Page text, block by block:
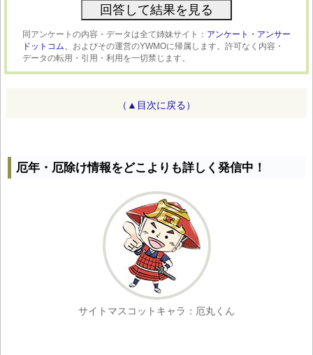
同アンケートの内容・データは全て姉妹サイト： アンケート・アンサー
ドットコム、 およびその運営のYWMOに帰属します。許可なく内容・
データの転用・引用・利用を一切禁じます。
（▲目次に戻る）
厄年・厄除け情報をどこよりも詳しく発信中！
サイトマスコットキャラ：厄丸くん